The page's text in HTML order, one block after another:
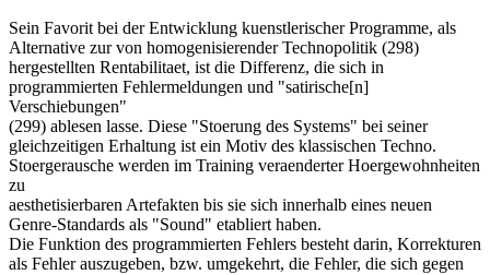
Sein Favorit bei der Entwicklung kuenstlerischer Programme, als
Alternative zur von homogenisierender Technopolitik (298)
hergestellten Rentabilitaet, ist die Differenz, die sich in
programmierten Fehlermeldungen und "satirische[n]
Verschiebungen"
(299) ablesen lasse. Diese "Stoerung des Systems" bei seiner
gleichzeitigen Erhaltung ist ein Motiv des klassischen Techno.
Stoergerausche werden im Training veraenderter Hoergewohnheiten
zu
aesthetisierbaren Artefakten bis sie sich innerhalb eines neuen
Genre-Standards als "Sound" etabliert haben.
Die Funktion des programmierten Fehlers besteht darin, Korrekturen
als Fehler auszugeben, bzw. umgekehrt, die Fehler, die sich gegen